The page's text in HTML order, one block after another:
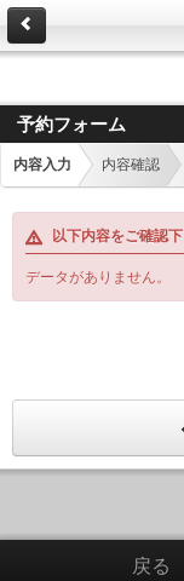
予約フォーム
内容入力 内容確認
以下内容をご確認
データがありません。
戻る